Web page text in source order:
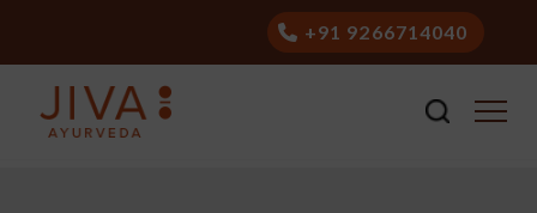
+91 9266714040